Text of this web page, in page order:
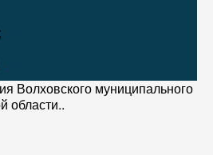
Волховского муниципального
области..